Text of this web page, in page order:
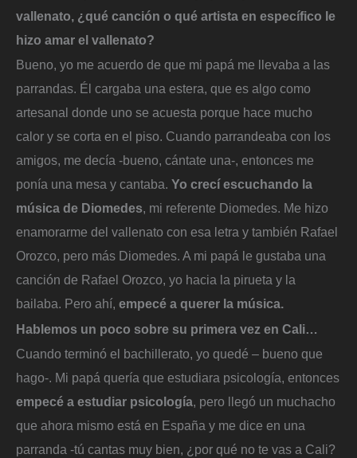
vallenato, ¿qué canción o qué artista en específico le
hizo amar el vallenato?
Bueno, yo me acuerdo de que mi papá me llevaba a las
parrandas. Él cargaba una estera, que es algo como
artesanal donde uno se acuesta porque hace mucho
calor y se corta en el piso. Cuando parrandeaba con los
amigos, me decía -bueno, cántate una-, entonces me
ponía una mesa y cantaba. Yo crecí escuchando la
música de Diomedes, mi referente Diomedes. Me hizo
enamorarme del vallenato con esa letra y también Rafael
Orozco, pero más Diomedes. A mi papá le gustaba una
canción de Rafael Orozco, yo hacia la pirueta y la
bailaba. Pero ahí, empecé a querer la música.
Hablemos un poco sobre su primera vez en Cali…
Cuando terminó el bachillerato, yo quedé – bueno que
hago-. Mi papá quería que estudiara psicología, entonces
empecé a estudiar psicología, pero llegó un muchacho
que ahora mismo está en España y me dice en una
parranda -tú cantas muy bien, ¿por qué no te vas a Cali?